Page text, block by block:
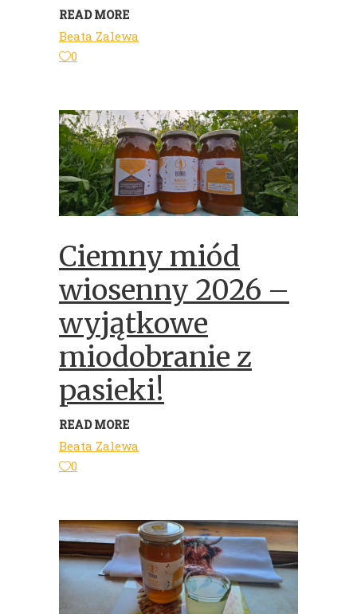
READ MORE
Beata Zalewa
0
Ciemny miód
wiosenny 2026 –
wyjątkowe
miodobranie z
pasieki!
READ MORE
Beata Zalewa
0